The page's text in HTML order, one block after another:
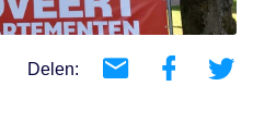
Delen: